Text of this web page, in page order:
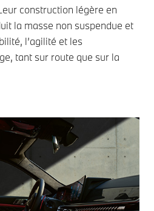
construction légère en
la masse non suspendue et
l’agilité et les
tant sur route que sur la